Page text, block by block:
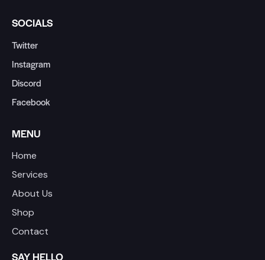
SOCIALS
Twitter
Instagram
Discord
Facebook
MENU
Home
Services
About Us
Shop
Contact
SAY HELLO